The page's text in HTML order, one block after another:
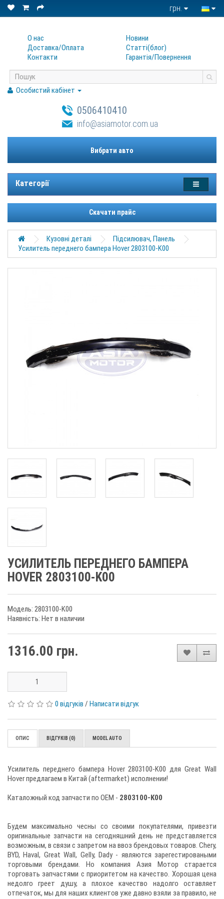
грн.
О нас
Доставка/Оплата
Контакти
Новини
Статтi(блог)
Гарантiя/Повернення
Особистий кабінет
0506410410
info@asiamotor.com.ua
Вибрати авто
Категорії
Скачати прайс
Кузовні деталі
Підсилювач, Панель
Усилитель переднего бампера Hover 2803100-K00
УСИЛИТЕЛЬ ПЕРЕДНЕГО БАМПЕРА
HOVER 2803100-K00
Модель: 2803100-K00
Наявність: Нет в наличии
1316.00 грн.
0 відгуків / Написати відгук
ОПИС ВІДГУКІВ (0) MODEL AUTO
Усилитель переднего бампера Hover 2803100-K00 для Great Wall
Hover предлагаем в Китай (аftermarket) исполнении!
Каталожный код запчасти по ОЕМ - 2803100-K00
Будем максимально чесны со своими покупателями, привезти
оригинальные запчасти на сегодняшний день не представляется
возможным, в связи с запретом на ввоз брендовых товаров. Chery,
BYD, Haval, Great Wall, Gelly, Dady - являются зарегестироваными
торговыми брендами. Но компания Азия Мотор старается
торговать запчастями с приоритетом на качество. Хорошая цена
недолго греет душу, а плохое качество надолго оставляет
отпечаток, мы для наших клиентов уже давно взяли за правило, не